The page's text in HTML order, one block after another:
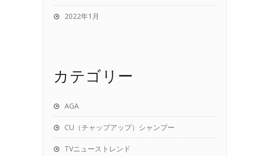
2022年1月
カテゴリー
AGA
CU（チャップアップ）シャンプー
TVニューストレンド